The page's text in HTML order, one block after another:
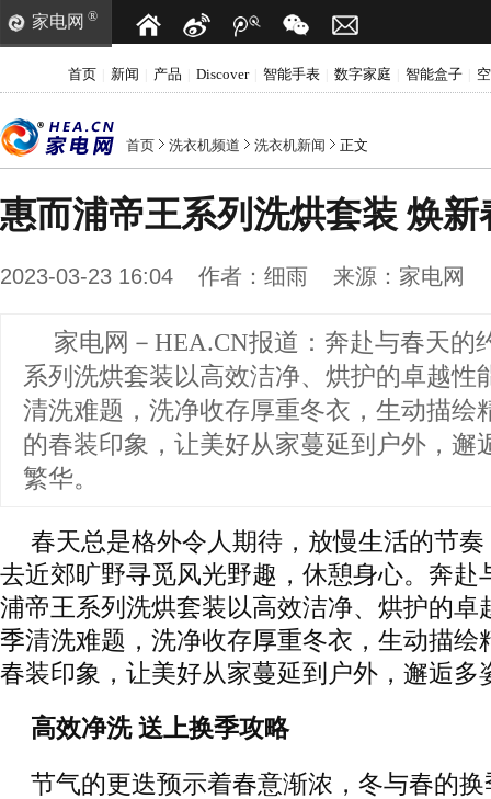
家电网 ®
首页 新闻 产品 Discover 智能手表 数字家庭 智能盒子
首页 洗衣机频道 洗衣机新闻 正文
惠而浦帝王系列洗烘套装 焕
2023-03-23 16:04 作者： 细雨 来源： 家电网
家电网－HEA.CN报道： 奔赴与春天的
系列洗烘套装以高效洁净、烘护的卓越性
清洗难题，洗净收存厚重冬衣，生动描绘
的春装印象，让美好从家蔓延到户外，邂
繁华。
春天总是格外令人期待，放慢生活的节
去近郊旷野寻觅风光野趣，休憩身心。奔赴
浦帝王系列洗烘套装以高效洁净、烘护的卓
季清洗难题，洗净收存厚重冬衣，生动描绘
春装印象，让美好从家蔓延到户外，邂逅多
高效净洗 送上换季攻略
节气的更迭预示着春意渐浓，冬与春的